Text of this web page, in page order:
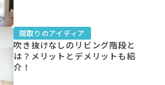
間取りのアイディア
吹き抜けなしのリビング階段と
は？メリットとデメリットも紹
介！